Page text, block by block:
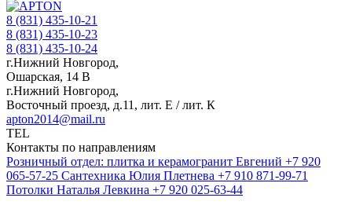
8 (831) 435-10-21
8 (831) 435-10-23
8 (831) 435-10-24
г.Нижний Новгород,
Ошарская, 14 В
г.Нижний Новгород,
Восточный проезд, д.11, лит. Е / лит. К
apton2014@mail.ru
TEL
Контакты по направлениям
Розничный отдел: плитка и керамогранит Евгений +7 920
065-57-25 Сантехника Юлия Плетнева +7 910 871-99-71
Потолки Наталья Левкина +7 920 025-63-44